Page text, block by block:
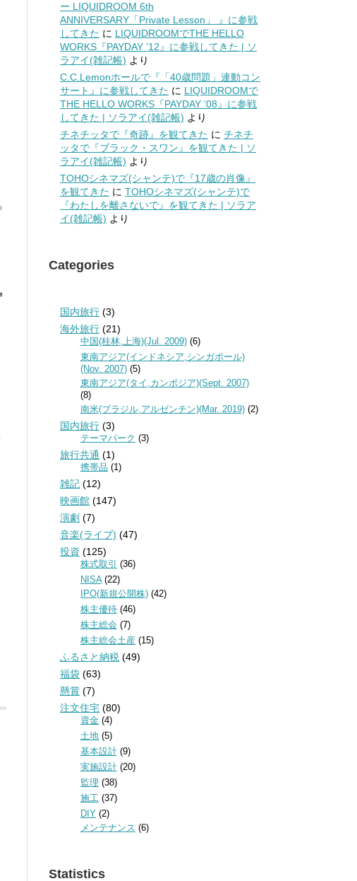
ー LIQUIDROOM 6th
ANNIVERSARY「Private Lesson」 』に参戦
してきた に LIQUIDROOMでTHE HELLO
WORKS『PAYDAY ’12』に参戦してきた | ソ
ラアイ(雑記帳) より
C.C.Lemonホールで『「40歳問題」連動コン
サート』に参戦してきた に LIQUIDROOMで
THE HELLO WORKS『PAYDAY ’08』に参戦
してきた | ソラアイ(雑記帳) より
チネチッタで『奇跡』を観てきた に チネチ
ッタで『ブラック・スワン』を観てきた | ソ
ラアイ(雑記帳) より
TOHOシネマズ(シャンテ)で『17歳の肖像』
を観てきた に TOHOシネマズ(シャンテ)で
『わたしを離さないで』を観てきた | ソラア
イ(雑記帳) より
Categories
国内旅行 (3)
海外旅行 (21)
中国(桂林,上海)(Jul. 2009)(6)
東南アジア(インドネシア,シンガポール)
(Nov. 2007)(5)
東南アジア(タイ,カンボジア)(Sept. 2007)
(8)
南米(ブラジル,アルゼンチン)(Mar. 2019)(2)
国内旅行 (3)
テーマパーク (3)
旅行共通 (1)
携帯品 (1)
雑記 (12)
映画館 (147)
演劇 (7)
音楽(ライブ) (47)
投資 (125)
株式取引
(36)
NISA(22)
IPO(新規公開株)(42)
株主優待(46)
株主総会 (7)
株主総会土産 (15)
ふるさと納税 (49)
福袋 (63)
懸賞 (7)
注文住宅 (80)
資金(4)
土地(5)
基本設計(9)
実施設計(20)
監理 (38)
施工(37)
DIY(2)
メンテナンス (6)
Statistics